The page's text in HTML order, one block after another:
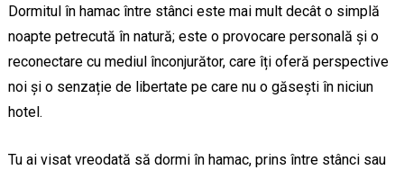
Dormitul în hamac între stânci este mai mult decât o simplă
noapte petrecută în natură; este o provocare personală și o
reconectare cu mediul înconjurător, care îți oferă perspective
noi și o senzație de libertate pe care nu o găsești în niciun
hotel.
Tu ai visat vreodată să dormi în hamac, prins între stânci sau